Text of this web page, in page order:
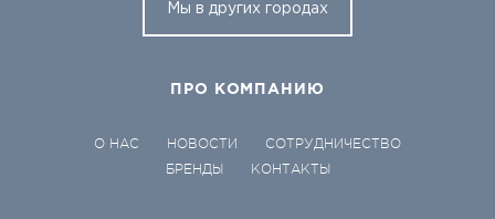
Мы в других городах
ПРО КОМПАНИЮ
О НАС НОВОСТИ
СОТРУДНИЧЕСТВО
БРЕНДЫ
КОНТАКТЫ